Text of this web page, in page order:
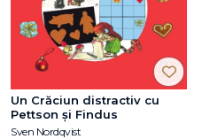
Un Crăciun distractiv cu
Pettson și Findus
Sven Nordqvist